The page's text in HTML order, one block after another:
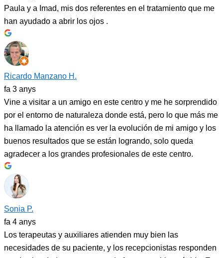
Paula y a Imad, mis dos referentes en el tratamiento que me
han ayudado a abrir los ojos .
Ricardo Manzano H.
fa 3 anys
Vine a visitar a un amigo en este centro y me he sorprendido
por el entorno de naturaleza donde está, pero lo que más me
ha llamado la atención es ver la evolución de mi amigo y los
buenos resultados que se están logrando, solo queda
agradecer a los grandes profesionales de este centro.
Sonia P.
fa 4 anys
Los terapeutas y auxiliares atienden muy bien las
necesidades de su paciente, y los recepcionistas responden